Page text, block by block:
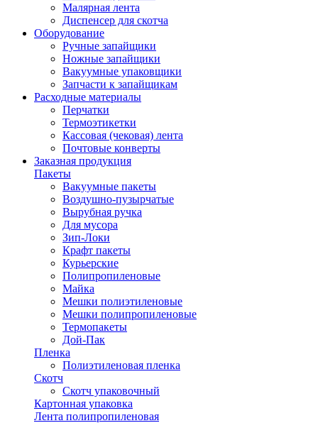
Малярная лента
Диспенсер для скотча
Оборудование
Ручные запайщики
Ножные запайщики
Вакуумные упаковщики
Запчасти к запайщикам
Расходные материалы
Перчатки
Термоэтикетки
Кассовая (чековая) лента
Почтовые конверты
Заказная продукция
Пакеты
Вакуумные пакеты
Воздушно-пузырчатые
Вырубная ручка
Для мусора
Зип-Локи
Крафт пакеты
Курьерские
Полипропиленовые
Майка
Мешки полиэтиленовые
Мешки полипропиленовые
Термопакеты
Дой-Пак
Пленка
Полиэтиленовая пленка
Скотч
Скотч упаковочный
Картонная упаковка
Лента полипропиленовая